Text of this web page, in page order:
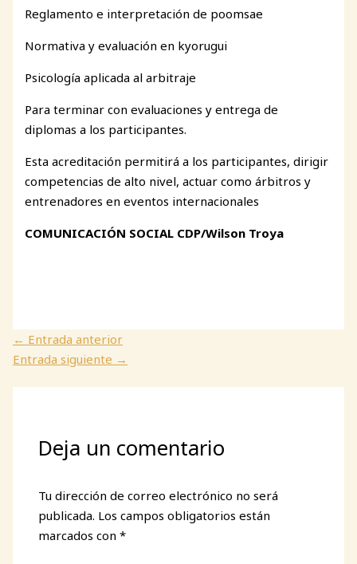
Reglamento e interpretación de poomsae
Normativa y evaluación en kyorugui
Psicología aplicada al arbitraje
Para terminar con evaluaciones y entrega de
diplomas a los participantes.
Esta acreditación permitirá a los participantes, dirigir
competencias de alto nivel, actuar como árbitros y
entrenadores en eventos internacionales
COMUNICACIÓN SOCIAL CDP/Wilson Troya
← Entrada anterior
Entrada siguiente →
Deja un comentario
Tu dirección de correo electrónico no será
publicada. Los campos obligatorios están
marcados con*